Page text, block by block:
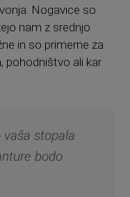
Nogavice so
nam z srednjo
in so primerne za
pohodništvo ali kar
vaša stopala
bodo